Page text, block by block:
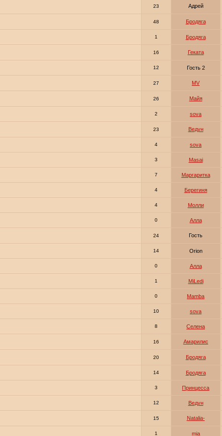
23 Адрей
48 Бродяга
1 Бродяга
16 Геката
12 Гость 2
27 MV
26 Майя
2 sova
23 Ведун
4 sova
3 Masai
7 Маргаритка
4 Берегиня
4 Молли
0 Алла
24 Гость
14 Orion
0 Алла
1 MiLedi
0 Mamba
10 sova
8 Селена
16 Амарилис
20 Бродяга
14 Бродяга
3 Принцесса
12 Ведун
15 Natalia-
1 mia